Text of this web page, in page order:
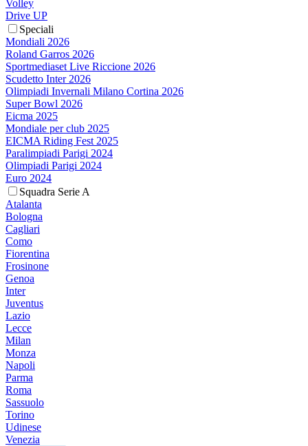
Volley
Drive UP
Speciali
Mondiali 2026
Roland Garros 2026
Sportmediaset Live Riccione 2026
Scudetto Inter 2026
Olimpiadi Invernali Milano Cortina 2026
Super Bowl 2026
Eicma 2025
Mondiale per club 2025
EICMA Riding Fest 2025
Paralimpiadi Parigi 2024
Olimpiadi Parigi 2024
Euro 2024
Squadra Serie A
Atalanta
Bologna
Cagliari
Como
Fiorentina
Frosinone
Genoa
Inter
Juventus
Lazio
Lecce
Milan
Monza
Napoli
Parma
Roma
Sassuolo
Torino
Udinese
Venezia